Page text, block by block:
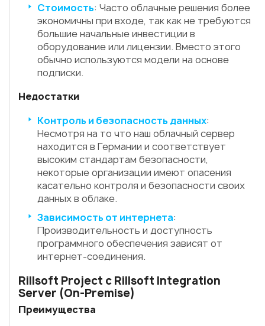
Стоимость: Часто облачные решения более
экономичны при входе, так как не требуются
большие начальные инвестиции в
оборудование или лицензии. Вместо этого
обычно используются модели на основе
подписки.
Недостатки
Контроль и безопасность данных:
Несмотря на то что наш облачный сервер
находится в Германии и соответствует
высоким стандартам безопасности,
некоторые организации имеют опасения
касательно контроля и безопасности своих
данных в облаке.
Зависимость от интернета:
Производительность и доступность
программного обеспечения зависят от
интернет-соединения.
Rillsoft Project с Rillsoft Integration
Server (On-Premise)
Преимущества